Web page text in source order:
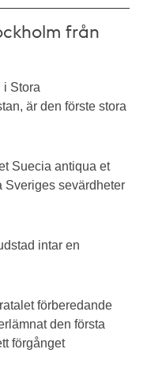
från
i Stora
är den förste stora
Suecia antiqua et
Sveriges sevärdheter
intar en
förberedande
den första
förgånget